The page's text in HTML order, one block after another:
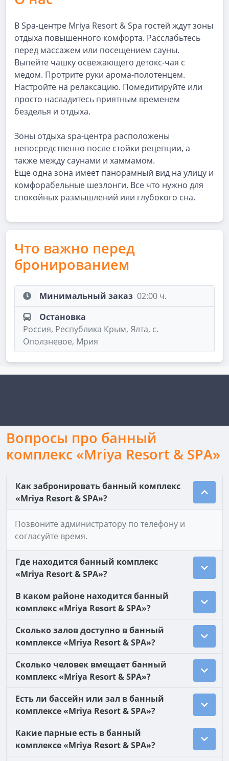
В Spa-центре Mriya Resort & Spa гостей ждут зоны
отдыха повышенного комфорта. Расслабьтесь
перед массажем или посещением сауны.
Выпейте чашку освежающего детокс-чая с
медом. Протрите руки арома-полотенцем.
Настройте на релаксацию. Помедитируйте или
просто насладитесь приятным временем
безделья и отдыха.
Зоны отдыха spa-центра расположены
непосредственно после стойки рецепции, а
также между саунами и хаммамом.
Еще одна зона имеет панорамный вид на улицу и
комфорабельные шезлонги. Все что нужно для
спокойных размышлений или глубокого сна.
Что важно перед
бронированием
Минимальный заказ 02:00 ч.
Остановка
Россия, Республика Крым, Ялта, с.
Оползневое, Мрия
Вопросы про банный
комплекс «Mriya Resort & SPA»
Как забронировать банный комплекс
«Mriya Resort & SPA»?
Позвоните администратору по телефону и
согласуйте время.
Где находится банный комплекс
«Mriya Resort & SPA»?
В каком районе находится банный
комплекс «Mriya Resort & SPA»?
Сколько залов доступно в банный
комплексе «Mriya Resort & SPA»?
Сколько человек вмещает банный
комплекс «Mriya Resort & SPA»?
Есть ли бассейн или зал в банный
комплексе «Mriya Resort & SPA»?
Какие парные есть в банный
комплексе «Mriya Resort & SPA»?